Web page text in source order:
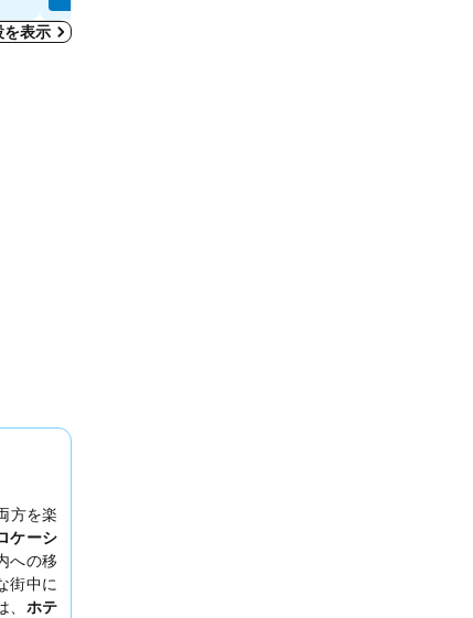
を表示
方を楽
ケーシ
への移
街中に
ホテ